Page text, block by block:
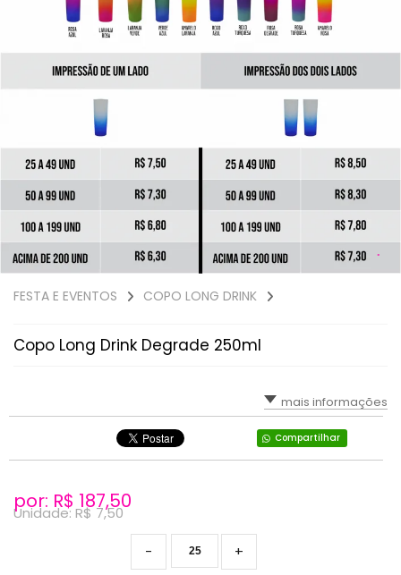
FESTA E EVENTOS COPO LONG DRINK
Copo Long Drink Degrade 250ml
mais informações
Compartilhar
por: R$ 187,50
Unidade: R$7,50
+
-